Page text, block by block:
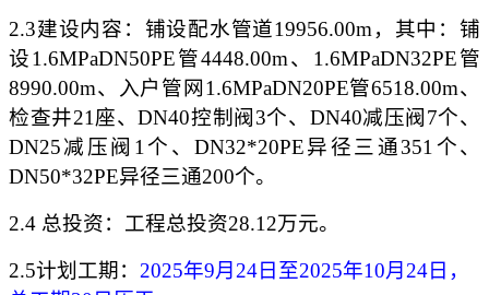
2.3建设内容 ： 铺设配水管道19956.00m，其中：铺
设1.6MPaDN50PE管4448.00m、1.6MPaDN32PE管
8990.00m、入户管网1.6MPaDN20PE管6518.00m、
检查井21座、DN40控制阀3个、DN40减压阀7个、
DN25减压阀1个、DN32*20PE异径三通351个、
DN50*32PE异径三通200个。
2.4 总投资：工程总投资28.12万元。
2.5计划工期： 2025年9月 24日至2025年10月 24日，